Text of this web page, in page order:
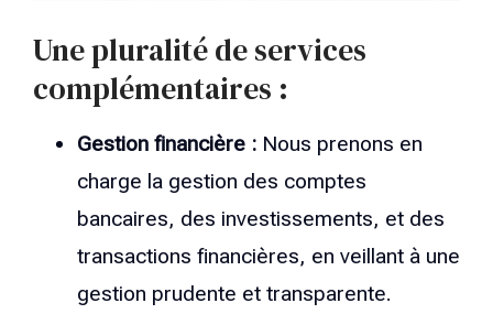
Une pluralité de services
complémentaires :
Gestion financière : Nous prenons en
charge la gestion des comptes
bancaires, des investissements, et des
transactions financières, en veillant à une
gestion prudente et transparente.